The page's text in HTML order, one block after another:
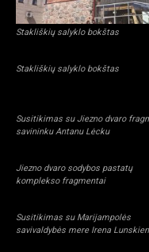
Stakliškių salyklo bokštas
Stakliškių salyklo bokštas
Susitikimas su Jiezno dvaro
savininku Antanu Lėcku
Jiezno dvaro sodybos pastatų
komplekso fragmentai
Susitikimas su Marijampolės
savivaldybės mere Irena